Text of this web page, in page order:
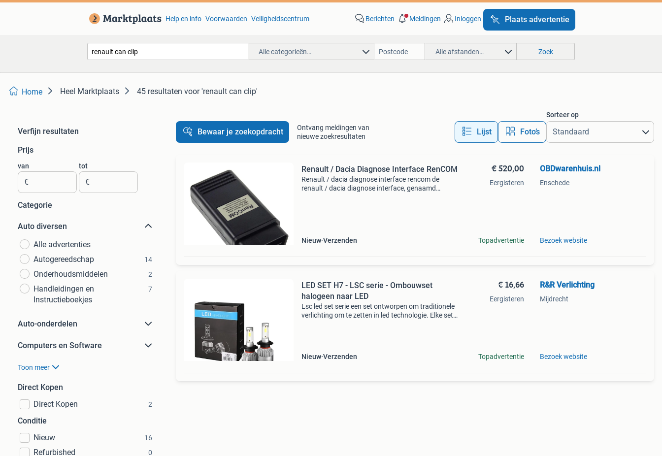
Help en info Voorwaarden Veiligheidscentrum Berichten Meldingen Inloggen Plaats advertentie
Alle categorieën… Alle afstanden… Zoek
Home Heel Marktplaats 45 resultaten voor 'renault can clip'
Verfijn resultaten
Prijs
van
€
tot
€
Categorie
Auto diversen
Alle advertenties
Autogereedschap
14
Onderhoudsmiddelen 2
Handleidingen en
Instructieboekjes
7
Auto-onderdelen
Computers en Software
Toon meer
Direct Kopen
Direct Kopen
2
Conditie
Nieuw
16
Refurbished 0
Bewaar je zoekopdracht
Ontvang meldingen van
nieuwe zoekresultaten
Lijst Foto’s
Sorteer op
Renault / Dacia Diagnose Interface RenCOM
Renault / dacia diagnose interface rencom de
renault / dacia diagnose interface, genaamd
Nieuw Verzenden
€ 520,00
Eergisteren
Topadvertentie
OBDwarenhuis.nl
Enschede
Bezoek website
LED SET H7 - LSC serie - Ombouwset
halogeen naar LED
Lsc led set serie een set ontworpen om traditionele
verlichting om te zetten in led technologie. Elke set
Nieuw Verzenden
€ 16,66
Eergisteren
Topadvertentie
R&R Verlichting
Mijdrecht
Bezoek website